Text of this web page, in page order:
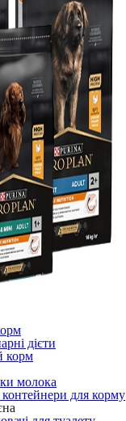
дієти
корм
молока
для корму